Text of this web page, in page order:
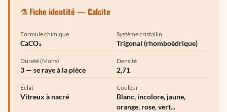
⚗️ Fiche identité — Calcite
Formule chimique
CaCO₃
Système cristallin
Trigonal (rhomboèdrique)
Dureté (Mohs)
3 — se raye à la pièce
Densité
2,71
Éclat
Vitreux à nacré
Couleur
Blanc, incolore, jaune,
orange, rose, vert...